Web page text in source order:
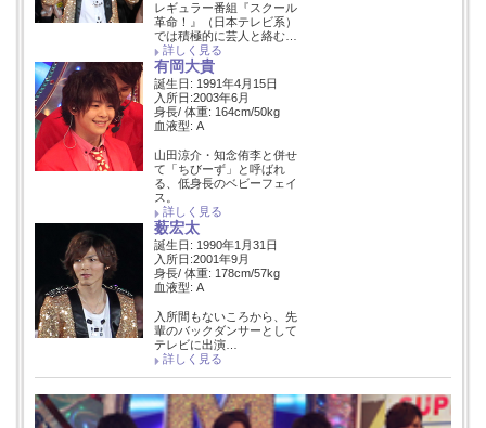
レギュラー番組『スクール
革命！』（日本テレビ系）
では積極的に芸人と絡む…
詳しく見る
有岡大貴
誕生日: 1991年4月15日
入所日:2003年6月
身長/ 体重: 164cm/50kg
血液型: A
山田涼介・知念侑李と併せ
て「ちびーず」と呼ばれ
る、低身長のベビーフェイ
ス。
詳しく見る
薮宏太
誕生日: 1990年1月31日
入所日:2001年9月
身長/ 体重: 178cm/57kg
血液型: A
入所間もないころから、先
輩のバックダンサーとして
テレビに出演…
詳しく見る